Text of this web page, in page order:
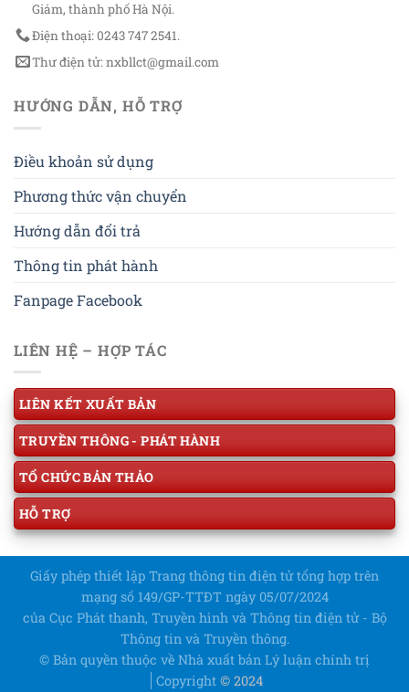
Giám, thành phố Hà Nội.
Điện thoại: 0243 747 2541.
Thư điện tử: nxbllct@gmail.com
HƯỚNG DẪN, HỖ TRỢ
Điều khoản sử dụng
Phương thức vận chuyển
Hướng dẫn đổi trả
Thông tin phát hành
Fanpage Facebook
LIÊN HỆ – HỢP TÁC
LIÊN KẾT XUẤT BẢN
TRUYỀN THÔNG - PHÁT HÀNH
TỔ CHỨC BẢN THẢO
HỖ TRỢ
Giấy phép thiết lập Trang thông tin điện tử tổng hợp trên
mạng số 149/GP-TTĐT ngày 05/07/2024
của Cục Phát thanh, Truyền hình và Thông tin điện tử - Bộ
Thông tin và Truyền thông.
© Bản quyền thuộc về Nhà xuất bản Lý luận chính trị
Copyright © 2024